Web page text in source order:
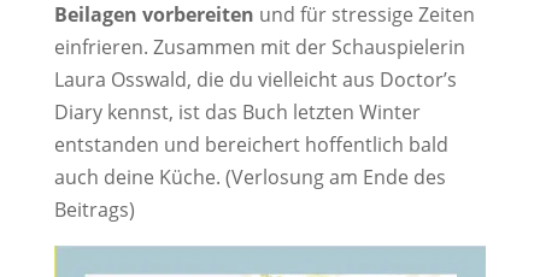
Beilagen vorbereiten und für stressige Zeiten
einfrieren. Zusammen mit der Schauspielerin
Laura Osswald, die du vielleicht aus Doctor’s
Diary kennst, ist das Buch letzten Winter
entstanden und bereichert hoffentlich bald
auch deine Küche. (Verlosung am Ende des
Beitrags)